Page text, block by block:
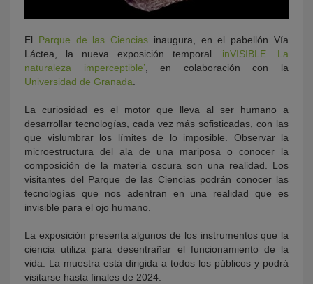
El Parque de las Ciencias inaugura, en el pabellón Vía
Láctea, la nueva exposición temporal ‘inVISIBLE. La
naturaleza imperceptible’, en colaboración con la
Universidad de Granada
La curiosidad es el motor que lleva al ser humano a
desarrollar tecnologías, cada vez más sofisticadas, con las
que vislumbrar los límites de lo imposible. Observar la
microestructura del ala de una mariposa o conocer la
composición de la materia oscura son una realidad. Los
visitantes del Parque de las Ciencias podrán conocer las
tecnologías que nos adentran en una realidad que es
invisible para el ojo humano.
La exposición presenta algunos de los instrumentos que la
ciencia utiliza para desentrañar el funcionamiento de la
vida. La muestra está dirigida a todos los públicos y podrá
visitarse hasta finales de 2024.